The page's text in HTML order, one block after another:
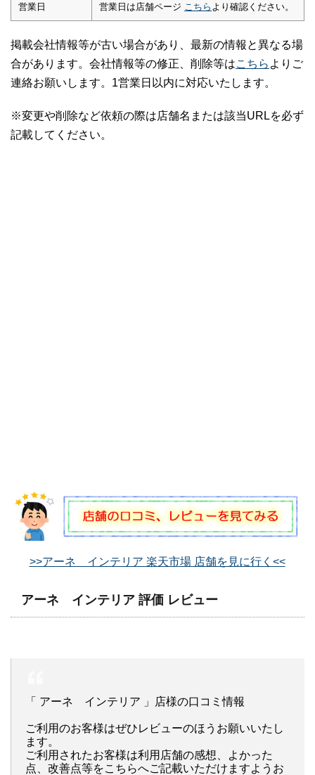
営業日 営業日は店舗ページ こちら より確認ください。
掲載会社情報等が古い場合があり、最新の情報と異なる場
合があります。会社情報等の修正、削除等はこちら よりご
連絡お願いします。1営業日以内に対応いたします。
※変更や削除など依頼の際は店舗名または該当URLを必ず
記載してください。
>>アーネ インテリア 楽天市場 店舗を見に行く<<
アーネ インテリア 評価 レビュー
「 アーネ インテリア 」店様の口コミ情報
ご利用のお客様はぜひレビューのほうお願いいたし
ます。
ご利用されたお客様は利用店舗の感想、よかった
点、改善点等をこちらへご記載いただけますようお